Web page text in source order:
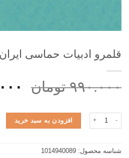
قلمرو ادبیات حماسی
۹۹۰.۰۰۰ تومان
بود.
قلمرو ادبیات حماسی ایران | دوره دو جلدی عدد
افزودن به سبد خرید
شناسه محصول: 1014940089